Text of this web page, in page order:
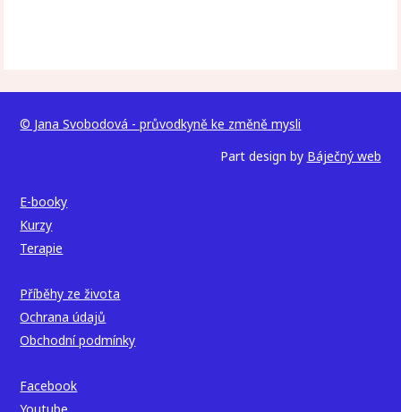
© Jana Svobodová - průvodkyně ke změně mysli
Part design by Báječný web
E-booky
Kurzy
Terapie
Příběhy ze života
Ochrana údajů
Obchodní podmínky
Facebook